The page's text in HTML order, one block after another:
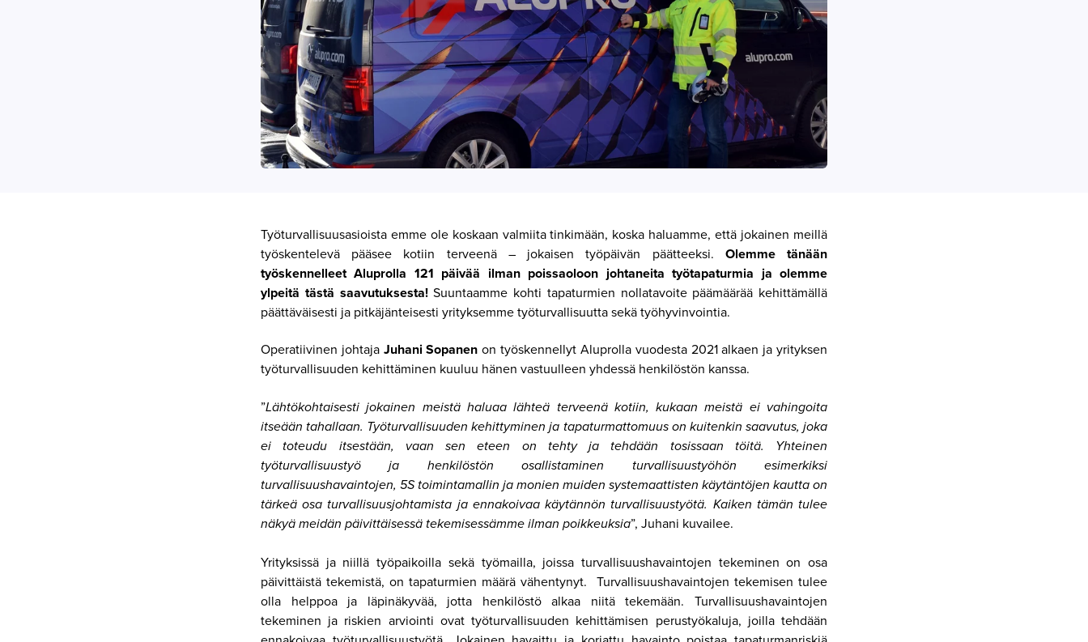
Työturvallisuusasioista emme ole koskaan valmiita tinkimään, koska haluamme, että jokainen meillä
työskentelevä pääsee kotiin terveenä – jokaisen työpäivän päätteeksi. Olemme tänään
työskennelleet Aluprolla 121 päivää ilman poissaoloon johtaneita työtapaturmia ja olemme
ylpeitä tästä saavutuksesta!Suuntaamme kohti tapaturmien nollatavoite päämäärää kehittämällä
päättäväisesti ja pitkäjänteisesti yrityksemme työturvallisuutta sekä työhyvinvointia.
Operatiivinen johtaja Juhani Sopanen on työskennellyt Aluprolla vuodesta 2021 alkaen ja yrityksen
työturvallisuuden kehittäminen kuuluu hänen vastuulleen yhdessä henkilöstön kanssa.
”Lähtökohtaisesti jokainen meistä haluaa lähteä terveenä kotiin, kukaan meistä ei vahingoita
itseään tahallaan. Työturvallisuuden kehittyminen ja tapaturmattomuus on kuitenkin saavutus, joka
ei toteudu itsestään, vaan sen eteen on tehty ja tehdään tosissaan töitä. Yhteinen
työturvallisuustyö ja henkilöstön osallistaminen turvallisuustyöhön esimerkiksi
turvallisuushavaintojen, 5S toimintamallin ja monien muiden systemaattisten käytäntöjen kautta on
tärkeä osa turvallisuusjohtamista ja ennakoivaa käytännön turvallisuustyötä. Kaiken tämän tulee
näkyä meidän päivittäisessä tekemisessämme ilman poikkeuksia”, Juhani kuvailee.
Yrityksissä ja niillä työpaikoilla sekä työmailla, joissa turvallisuushavaintojen tekeminen on osa
päivittäistä tekemistä, on tapaturmien määrä vähentynyt. Turvallisuushavaintojen tekemisen tulee
olla helppoa ja läpinäkyvää, jotta henkilöstö alkaa niitä tekemään. Turvallisuushavaintojen
tekeminen ja riskien arviointi ovat työturvallisuuden kehittämisen perustyökaluja, joilla tehdään